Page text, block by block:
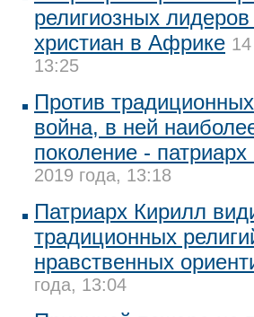
религиозных
христиан в Африке
13:25
Против
война, в ней
поколение -
2019 года, 13:18
Патриарх Кирилл
традиционных
нравственных
года, 13:04